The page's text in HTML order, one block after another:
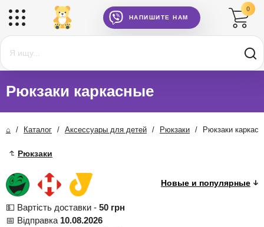
НАПИШИТЕ НАМ
0
Рюкзаки каркасные
⌂ / Каталог / Аксессуары для детей / Рюкзаки / Рюкзаки
Рюкзаки
💵 Вартість доставки - 50 грн
📅 Відправка 10.08.2026